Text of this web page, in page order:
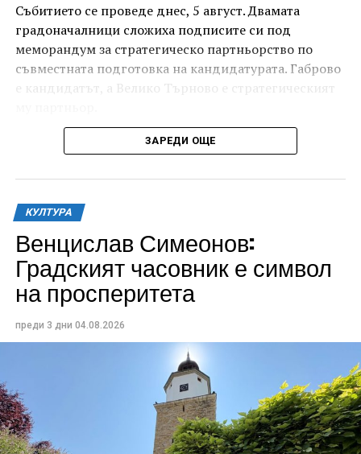
Събитието се проведе днес, 5 август. Двамата
градоначалници сложиха подписите си под
меморандум за стратегическо партньорство по
съвместната подготовка на кандидатурата. Габрово
е кандидатът, а Велико Търново е стратегическият
Изборът на Дряновския мост – този архитектурен
шедьовър на възрожденското ни строителство и
майсторство, вечен символ на Дряново, носи
дълбоко послание. Мястото, където документът бе
подписан, символизира свързаността,
сътрудничеството и общото бъдеще, подчерта
кметът Таня Христова.
ЗАРЕДИ ОЩЕ
КУЛТУРА
Венцислав Симеонов:
Градският часовник е символ
на просперитета
преди 3 дни 04.08.2026